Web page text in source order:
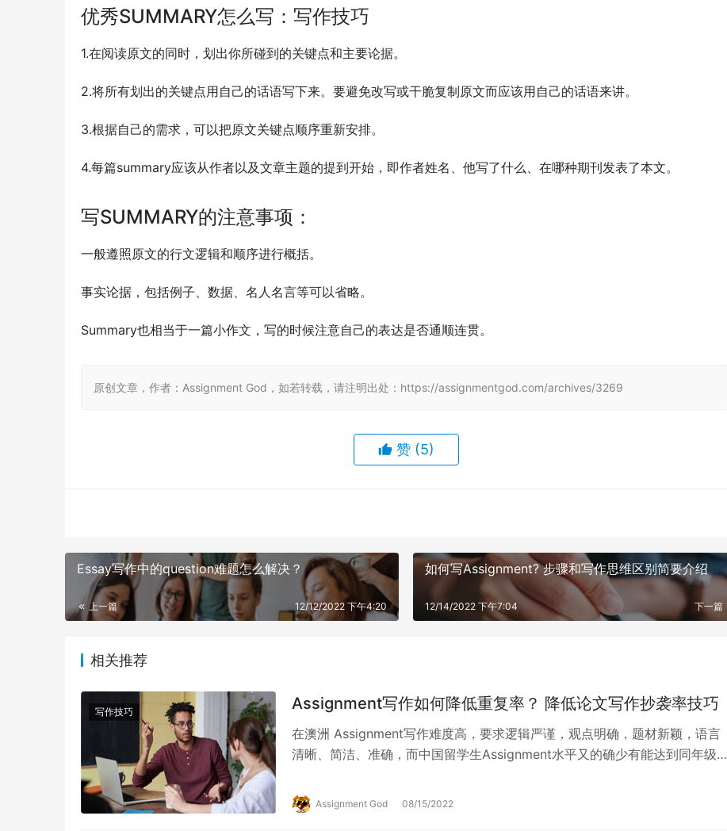
优秀SUMMARY怎么写：写作技巧
1.在阅读原文的同时，划出你所碰到的关键点和主要论据。
2.将所有划出的关键点用自己的话语写下来。要避免改写或干脆复制原文而应该用自己的话语来讲。
3.根据自己的需求，可以把原文关键点顺序重新安排。
4.每篇summary应该从作者以及文章主题的提到开始，即作者姓名、他写了什么、在哪种期刊发表了本文。
写SUMMARY的注意事项：
一般遵照原文的行文逻辑和顺序进行概括。
事实论据，包括例子、数据、名人名言等可以省略。
Summary也相当于一篇小作文，写的时候注意自己的表达是否通顺连贯。
原创文章，作者：Assignment God，如若转载，请注明出处：https://assignmentgod.com/archives/3269
赞 (5)
Essay写作中的question难题怎么解决？
上一篇 12/12/2022 下午4:20
如何写Assignment? 步骤和写作思维区别简要介绍
下一篇
12/14/2022 下午7:04
相关推荐
写作技巧 Assignment写作如何降低重复率？ 降低论文写作抄袭率技巧
在澳洲 Assignment写作难度高，要求逻辑严谨，观点明确，题材新颖，语言
清晰、简洁、准确，而中国留学生Assignment水平又的确少有能达到同年级的
Assignment God 08/15/2022